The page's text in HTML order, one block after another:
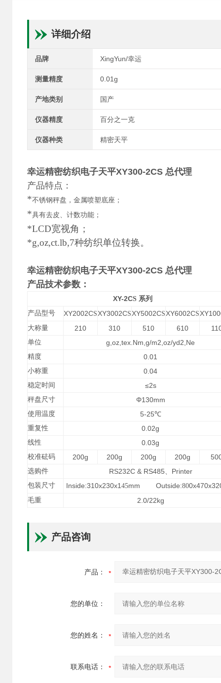
详细介绍
品牌 XingYun/幸运
测量精度 0.01g
产地类别 国产
仪器精度 百分之一克
仪器种类 精密天平
幸运精密纺织电子天平XY300-2CS 总代理
产品特点：
*不锈钢秤盘，金属喷塑底座；
*具有去皮、计数功能；
*LCD宽视角；
*g,oz,ct.lb,7种纺织单位转换。
幸运精密纺织电子天平XY300-2CS 总代理
产品技术参数：
XY-2CS 系列
产品型号
XY2002CS XY3002CS XY5002CS XY6002CS
大称量 210 310 510 610
单位 g,oz,tex.Nm,g/m2,oz/yd2,Ne
精度 0.01
小称重 0.04
稳定时间 ≤2s
秤盘尺寸 Φ130mm
使用温度 5-25℃
重复性 0.02g
线性 0.03g
校准砝码 200g 200g 200g 200g
选购件 RS232C & RS485、Printer
包装尺寸 Inside:310x230x1 45mm Outside:80
毛重 2.0/22kg
产品咨询
产品：
您的单位：
您的姓名：
联系电话：